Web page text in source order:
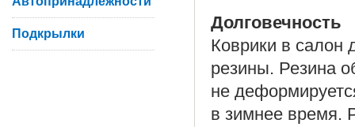
Долговечность
Коврики в салон
резины. Резина
не
в зимнее время.
Подкрылки